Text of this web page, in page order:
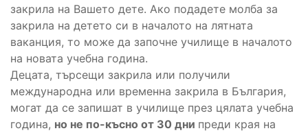
закрила на Вашето дете. Ако подадете молба за
закрила на детето си в началото на лятната
ваканция, то може да започне училище в началото
на новата учебна година.
Децата, търсещи закрила или получили
международна или временна закрила в България,
могат да се запишат в училище през цялата учебна
година, но не по-късно от 30 дни преди края на